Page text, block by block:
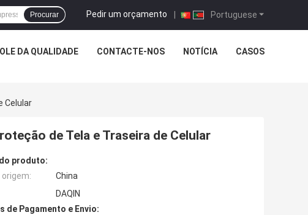
Portuguese
Pedir um orçamento |
Procurar
DA QUALIDADE CONTACTE-NOS NOTÍCIA CASOS
Celular
de Tela e Traseira de Celular
produto:
origem:
China
DAQIN
de Pagamento e Envio: